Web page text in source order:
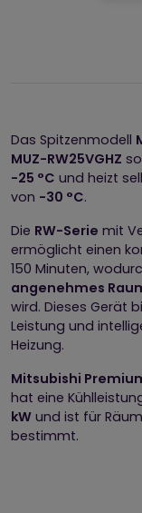
Das Spitzenmodell
MUZ-RW25VGHZ
-25 °C und heizt
von -30 °C.
Die RW-Serie mit
ermöglicht einen
150 Minuten,
angenehmes
wird. Dieses Gerät
Leistung und
Heizung.
Mitsubishi
hat eine
kW und ist für
bestimmt.